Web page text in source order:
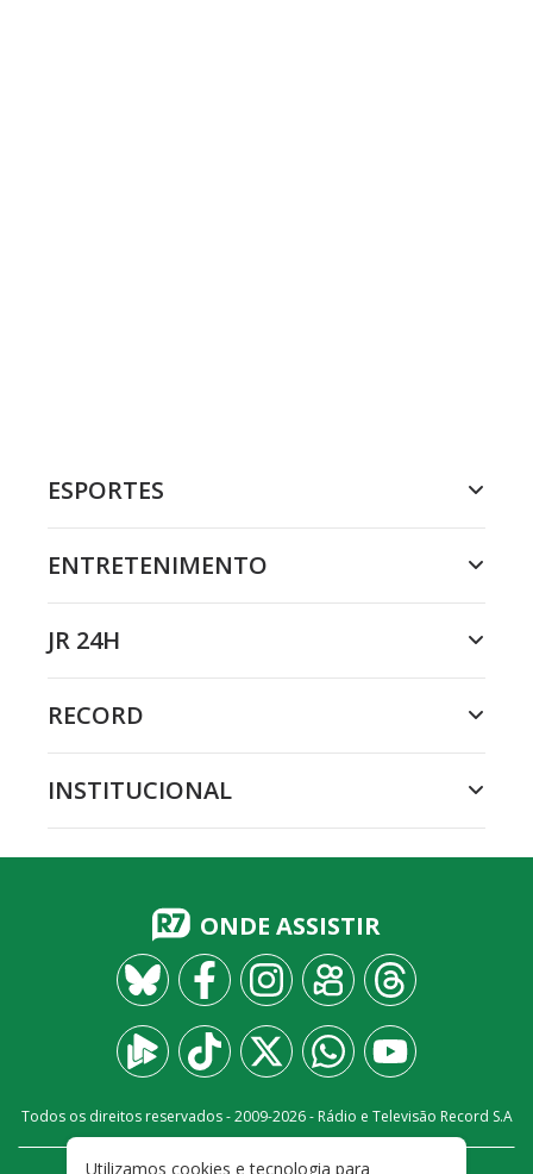
ESPORTES
ENTRETENIMENTO
JR 24H
RECORD
INSTITUCIONAL
ONDE ASSISTIR
Todos os direitos reservados - 2009-2026- Rádio e Televisão Record S.A
Utilizamos cookies e tecnologia para